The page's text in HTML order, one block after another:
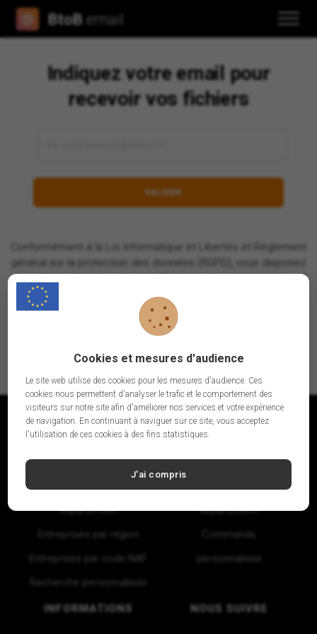
BtoB .email
Indiquez votre email pour
recevoir vos fichiers
Conformément à la Loi Informatique et Libertés et Règlement
général sur la protection des données (RGPD), vous disposez
d’un droit d’accès, de modification, de suppression et
d’opposition au traitement de vos données à caractère
personnel.
département
Entreprises par région
Entreprises par code NAF
Recherche personnalisée
département
Commande
personnalisée
INFORMATIONS NOUS SUIVRE
Cookies et mesures d'audience
Le site web utilise des cookies pour les mesures d'audience. Ces
cookies nous permettent d'analyser le trafic et le comportement des
visiteurs sur notre site afin d'améliorer nos services et votre expérience
de navigation. En continuant à naviguer sur ce site, vous acceptez
l'utilisation de ces cookies à des fins statistiques.
J'ai compris